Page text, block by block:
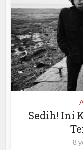
Sedih! Ini
8